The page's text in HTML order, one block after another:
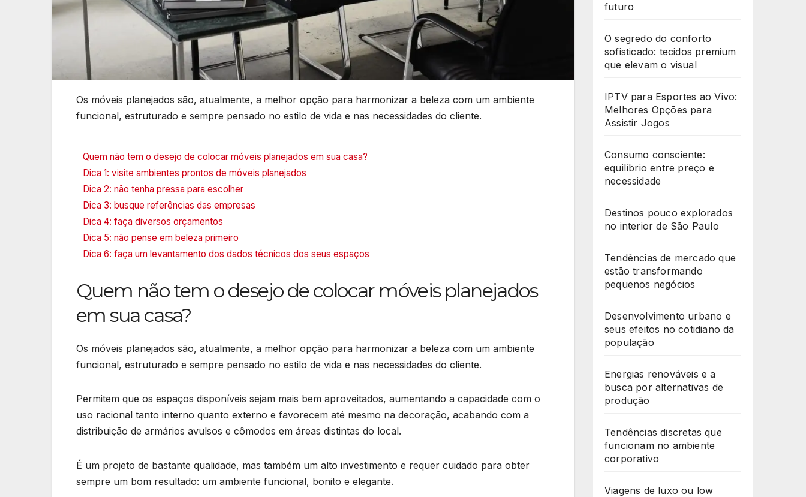
Os móveis planejados são, atualmente, a melhor opção para harmonizar a beleza com um ambiente
funcional, estruturado e sempre pensado no estilo de vida e nas necessidades do cliente.
Quem não tem o desejo de colocar móveis planejados em sua casa?
Dica 1: visite ambientes prontos de móveis planejados
Dica 2: não tenha pressa para escolher
Dica 3: busque referências das empresas
Dica 4: faça diversos orçamentos
Dica 5: não pense em beleza primeiro
Dica 6: faça um levantamento dos dados técnicos dos seus espaços
Quem não tem o desejo de colocar móveis planejados
em sua casa?
Os móveis planejados são, atualmente, a melhor opção para harmonizar a beleza com um ambiente
funcional, estruturado e sempre pensado no estilo de vida e nas necessidades do cliente.
Permitem que os espaços disponíveis sejam mais bem aproveitados, aumentando a capacidade com o
uso racional tanto interno quanto externo e favorecem até mesmo na decoração, acabando com a
distribuição de armários avulsos e cômodos em áreas distintas do local.
É um projeto de bastante qualidade, mas também um alto investimento e requer cuidado para obter
sempre um bom resultado: um ambiente funcional, bonito e elegante.
futuro
O segredo do conforto
sofisticado: tecidos premium
que elevam o visual
IPTV para Esportes ao Vivo:
Melhores Opções para
Assistir Jogos
Consumo consciente:
equilíbrio entre preço e
necessidade
Destinos pouco explorados
no interior de São Paulo
Tendências de mercado que
estão transformando
pequenos negócios
Desenvolvimento urbano e
seus efeitos no cotidiano da
população
Energias renováveis e a
busca por alternativas de
produção
Tendências discretas que
funcionam no ambiente
corporativo
Viagens de luxo ou low